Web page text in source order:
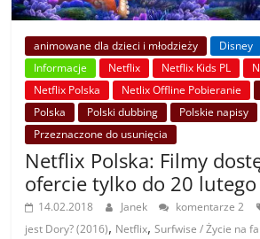
animowane dla dzieci i młodzieży Disney
Informacje
Netflix Netflix Kids PL
Netflix Polska
Netlix Offline Pobieranie
Polska
Polski dubbing Polskie napisy
Przeznaczone do usunięcia
Netflix Polska: Filmy
ofercie tylko do 20
14.02.2018 Janek komentarze 2
jest Dory? (2016), Netflix,Surfwise / Życie na